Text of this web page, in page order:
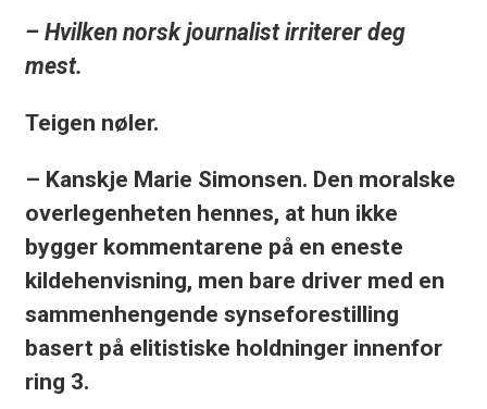
– Hvilken norsk journalist irriterer deg
mest.
Teigen nøler.
– Kanskje Marie Simonsen. Den moralske
overlegenheten hennes, at hun ikke
bygger kommentarene på en eneste
kildehenvisning, men bare driver med en
sammenhengende synseforestilling
basert på elitistiske holdninger innenfor
ring 3.